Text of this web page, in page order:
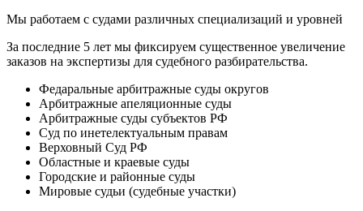
Мы работаем с судами различных специализаций и уровней
За последние 5 лет мы фиксируем существенное увеличение
заказов на экспертизы для судебного разбирательства.
Федаральные арбитражные суды округов
Арбитражные апеляционные суды
Арбитражные суды субъектов РФ
Суд по инетелектуальным правам
Верховный Суд РФ
Областные и краевые суды
Городские и районные суды
Мировые судьи (судебные участки)